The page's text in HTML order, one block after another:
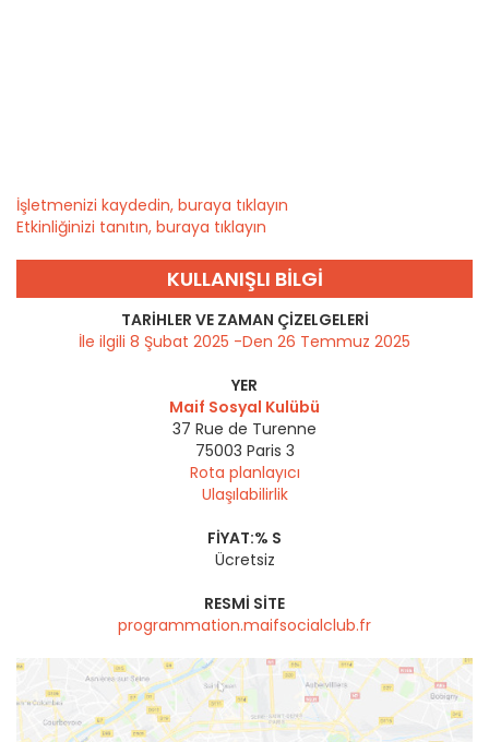
İşletmenizi kaydedin, buraya tıklayın
Etkinliğinizi tanıtın, buraya tıklayın
KULLANIŞLI BILGI
TARIHLER VE ZAMAN ÇIZELGELERI
İle ilgili 8 Şubat 2025 -Den 26 Temmuz 2025
YER
Maif Sosyal Kulübü
37 Rue de Turenne
75003 Paris 3
Rota planlayıcı
Ulaşılabilirlik
FIYAT:% S
Ücretsiz
RESMI SITE
programmation.maifsocialclub.fr